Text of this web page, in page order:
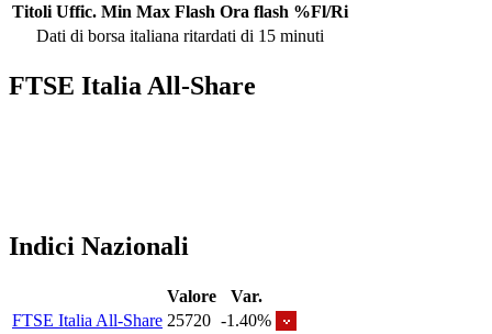
Titoli Uffic. Min Max Flash Ora flash %Fl/Ri
Dati di borsa italiana ritardati di 15 minuti
FTSE Italia All-Share
Indici Nazionali
Valore
Var.
FTSE Italia All-Share 25720 -1.40%